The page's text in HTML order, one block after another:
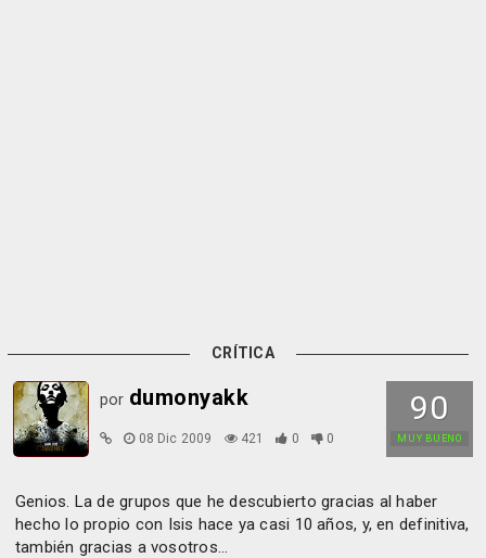
CRÍTICA
90
MUY BUENO
por dumonyakk
08 Dic 2009 421 0 0
Genios. La de grupos que he descubierto gracias al haber
hecho lo propio con Isis hace ya casi 10 años, y, en definitiva,
también gracias a vosotros...